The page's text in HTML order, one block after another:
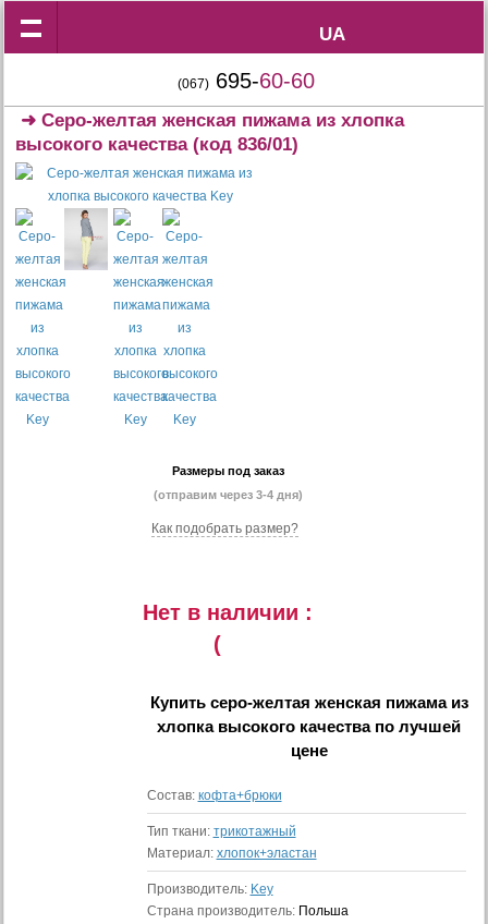
UA
UA
(067) 695-60-60
➜Серо-желтая женская пижама из хлопка
высокого качества(код 836/01)
Размеры под заказ
(отправим через 3-4 дня)
Как подобрать размер?
Нет в наличии :
(
Купить серо-желтая женская пижама из
хлопка высокого качествапо лучшей
цене
Состав: кофта+брюки
Тип ткани: трикотажный
Материал: хлопок+эластан
Производитель: Key
Страна производитель: Польша